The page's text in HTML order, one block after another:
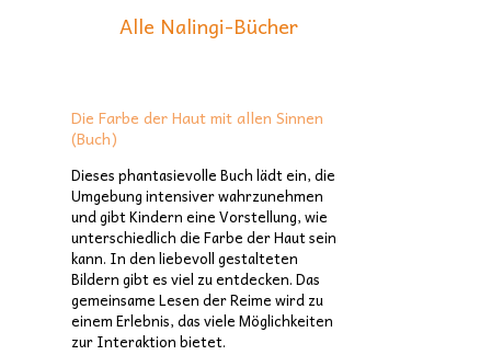
Alle Nalingi-Bücher
Die Farbe der Haut mit allen Sinnen
(Buch)
Dieses phantasievolle Buch lädt ein, die
Umgebung intensiver wahrzunehmen
und gibt Kindern eine Vorstellung, wie
unterschiedlich die Farbe der Haut sein
kann. In den liebevoll gestalteten
Bildern gibt es viel zu entdecken. Das
gemeinsame Lesen der Reime wird zu
einem Erlebnis, das viele Möglichkeiten
zur Interaktion bietet.